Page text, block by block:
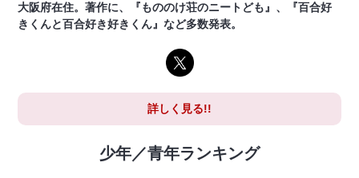
大阪府在住。著作に、『もののけ荘のニートども』、『百合好
きくんと百合好き好きくん』など多数発表。
詳しく見る!!
少年／青年ランキング